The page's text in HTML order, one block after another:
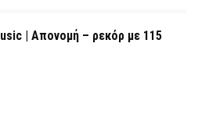
| Απονομή – ρεκόρ με 115